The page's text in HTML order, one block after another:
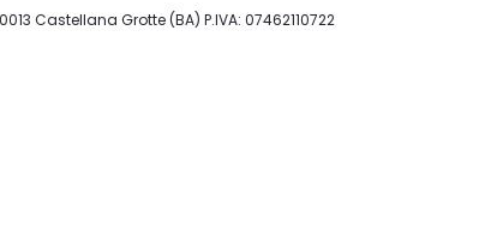
Castellana Grotte (BA) P.IVA: 07462110722